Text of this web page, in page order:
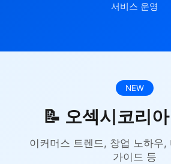
서비스 운영
NEW
📝 오섹시코리
이커머스 트렌드, 창업 노하우,
가이드 등